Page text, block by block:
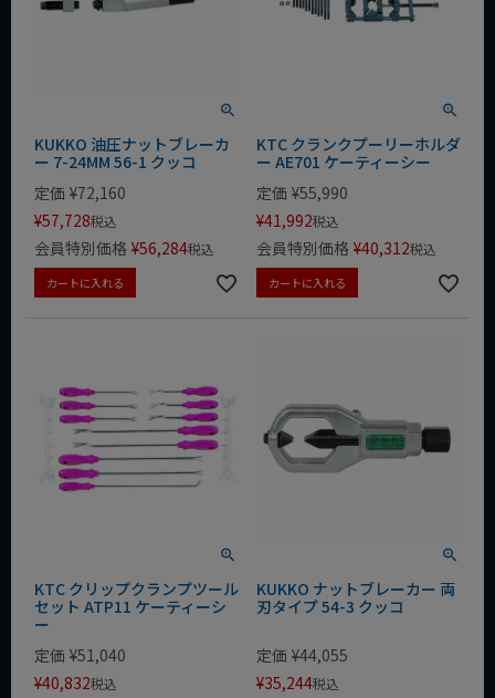
KUKKO 油圧ナットブレーカ
ー 7-24MM 56-1 クッコ
定価 ¥72,160
¥57,728税込
会員特別価格 ¥56,284税込
カートに入れる
KTC クランクプーリーホルダ
ー AE701 ケーティーシー
定価 ¥55,990
¥41,992税込
会員特別価格 ¥40,312税込
カートに入れる
KTC クリップクランプツール
セット ATP11 ケーティーシ
ー
定価 ¥51,040
¥40,832税込
KUKKO ナットブレーカー 両
刃タイプ 54-3 クッコ
定価 ¥44,055
¥35,244税込